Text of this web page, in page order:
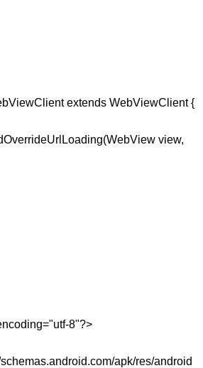
extends WebViewClient {
view,
8"?>
apk/res/android